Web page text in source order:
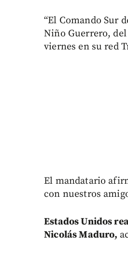
“El Comando Sur
Niño Guerrero,
viernes en su red
El mandatario
con nuestros
Estados Unidos
Nicolás Maduro,